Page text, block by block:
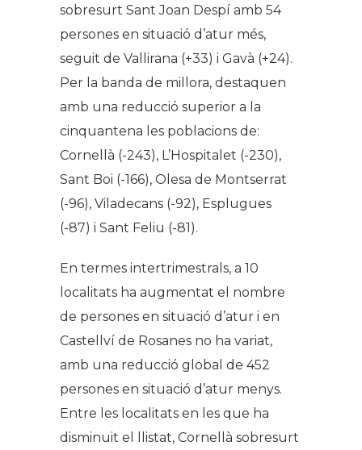
sobresurt Sant Joan Despí amb 54
persones en situació d’atur més,
seguit de Vallirana (+33) i Gavà (+24).
Per la banda de millora, destaquen
amb una reducció superior a la
cinquantena les poblacions de:
Cornellà (-243), L’Hospitalet (-230),
Sant Boi (-166), Olesa de Montserrat
(-96), Viladecans (-92), Esplugues
(-87) i Sant Feliu (-81).
En termes intertrimestrals, a 10
localitats ha augmentat el nombre
de persones en situació d’atur i en
Castellví de Rosanes no ha variat,
amb una reducció global de 452
persones en situació d’atur menys.
Entre les localitats en les que ha
disminuit el llistat, Cornellà sobresurt